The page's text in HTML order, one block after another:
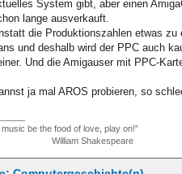
System gibt, aber einen
lange ausverkauft.
die Produktionszahlen etwas zu
und deshalb wird der PPC auch
Und die Amigauser mit PPC-
ja mal AROS probieren, so
music be the food of love, play on!”
Shakespeare